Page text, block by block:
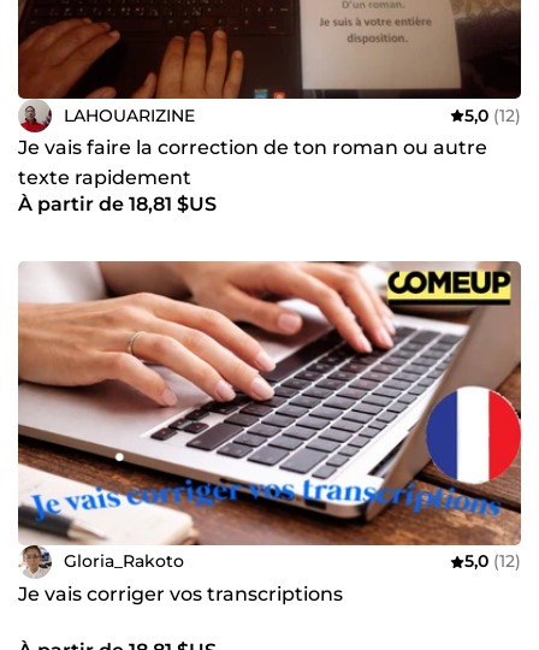
LAHOUARIZINE 5,0 (12)
Je vais faire la correction de ton roman ou autre
texte rapidement
À partir de 18,81 $US
Gloria_Rakoto 5,0 (12)
Je vais corriger vos transcriptions